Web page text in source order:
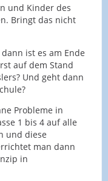
und Kinder des
Bringt das nicht
ist es am Ende
auf dem Stand
Und geht dann
Probleme in
1 bis 4 auf alle
und diese
man dann
in